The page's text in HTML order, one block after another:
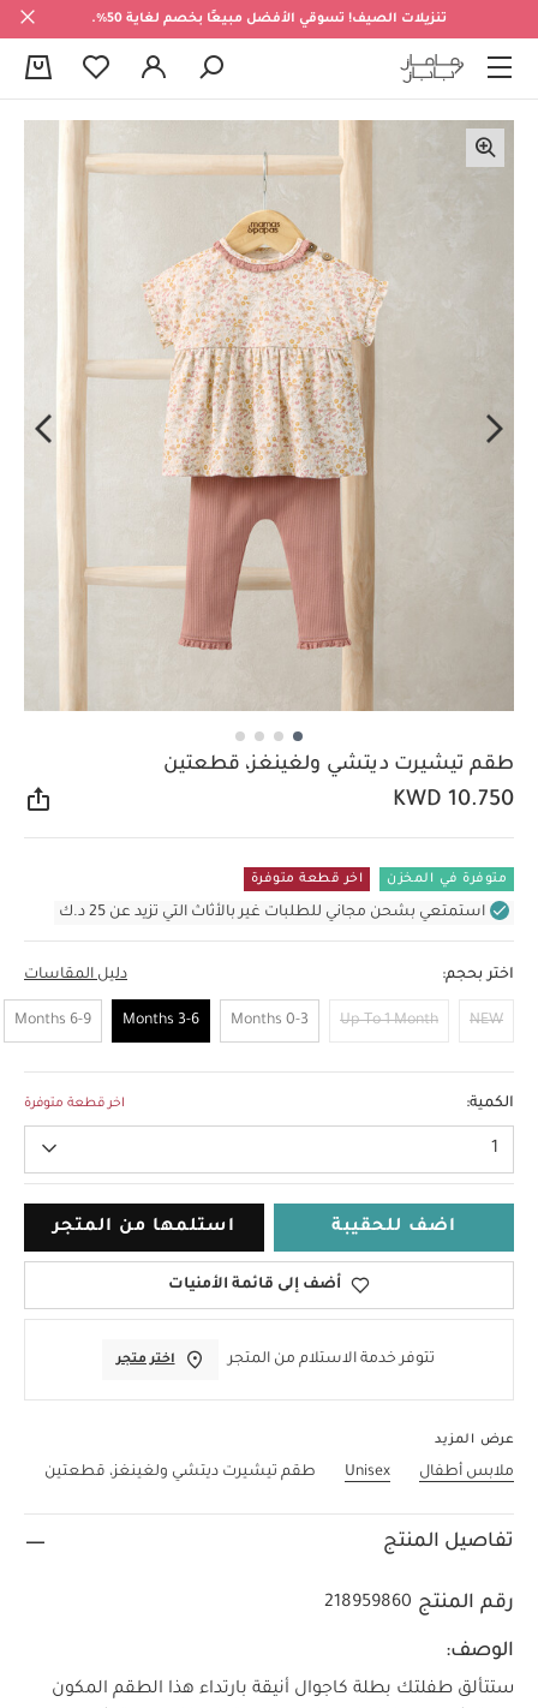
تنزيلات الصيف! تسوقي الأفضل مبيعًا بخصم لغاية 50%.
طقم تيشيرت ديتشي ولغينغز، قطعتين
KWD 10.750
متوفرة في المخزن اخر قطعة متوفرة
استمتعي بشحن مجاني للطلبات غير بالأثاث التي تزيد عن 25 د.ك
اختر بحجم: دليل المقاسات
NEW
Up To 1 Month
0-3 Months
3-6 Months
6-9 Months
الكمية: اخر قطعة متوفرة
1
اضف للحقيبة استلمها من المتجر
أضف إلى قائمة الأمنيات
تتوفر خدمة الاستلام من المتجر اختر متجر
عرض المزيد
ملابس أطفال Unisex طقم تيشيرت ديتشي ولغينغز، قطعتين
تفاصيل المنتج
رقم المنتج 218959860
الوصف:
ستتألق طفلتك بطلة كاجوال أنيقة بارتداء هذا الطقم المكون